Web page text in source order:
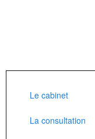
Le cabinet
La consultation